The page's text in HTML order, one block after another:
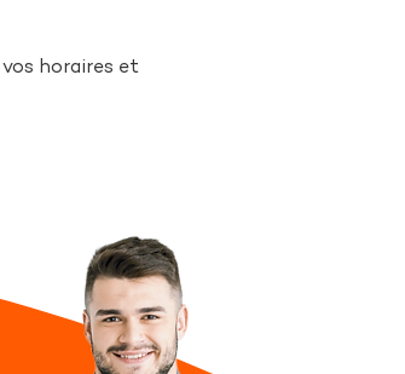
horaires et